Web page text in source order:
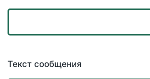
Текст сообщения